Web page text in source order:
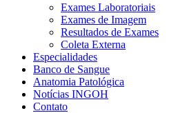
Exames Laboratoriais
Exames de Imagem
Resultados de Exames
Coleta Externa
Especialidades
Banco de Sangue
Anatomia Patológica
Notícias INGOH
Contato